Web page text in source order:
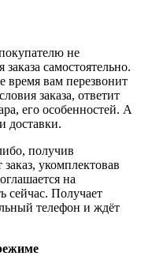
не
самостоятельно.
время вам перезвонит
заказа, ответит
его особенностей. А
доставки.
получив
укомплектовав
на
сейчас. Получает
телефон и ждёт